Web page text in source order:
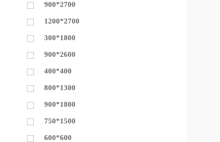
900*2700
1200*2700
300*1800
900*2600
400*400
800*1300
900*1800
750*1500
600*600